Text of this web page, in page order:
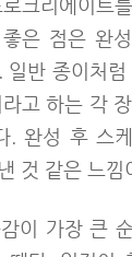
크리에이트
은 점은 완
일반 종이처
고 하는 각
. 완성 후 스
것 같은 느낌
이 가장 큰